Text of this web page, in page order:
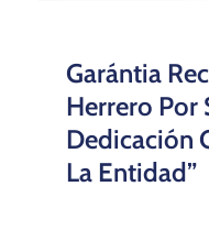
Garántia
Herrero
Dedicación
La Entidad”